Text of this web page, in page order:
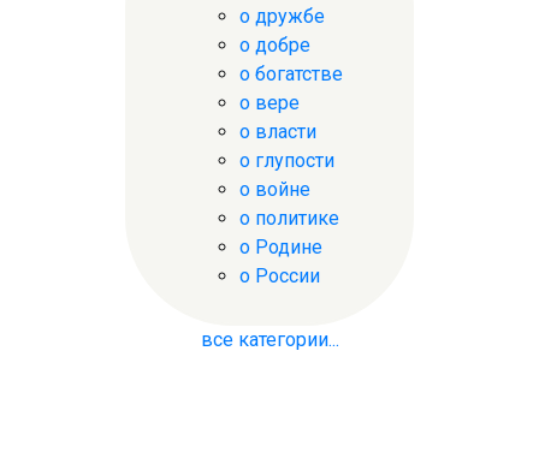
о дружбе
о добре
о богатстве
о вере
о власти
о глупости
о войне
о политике
о Родине
о России
все категории...